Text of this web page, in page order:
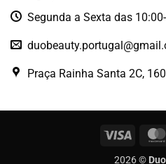
Segunda a Sexta das
Praça Rainha Santa 2C,
Visa
2026 ©